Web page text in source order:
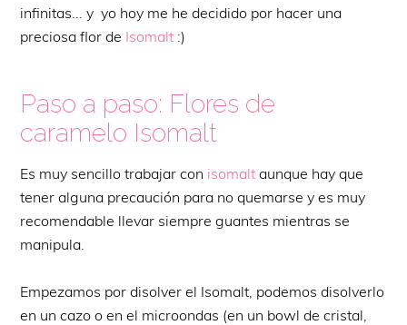
infinitas... y yo hoy me he decidido por hacer una
preciosa flor de Isomalt :)
Paso a paso: Flores de
caramelo Isomalt
Es muy sencillo trabajar con isomalt aunque hay que
tener alguna precaución para no quemarse y es muy
recomendable llevar siempre guantes mientras se
manipula.
Empezamos por disolver el Isomalt, podemos disolverlo
en un cazo o en el microondas (en un bowl de cristal,